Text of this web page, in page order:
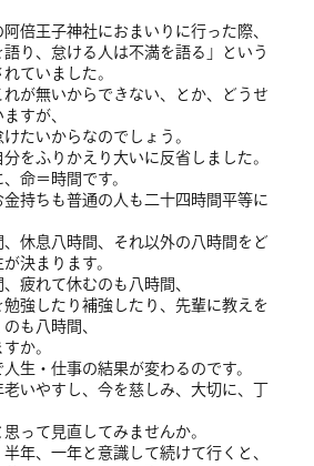
倍王子神社におまいりに行った際、
語り、怠ける人は不満を語る」という
ていました。
が無いからできない、とか、どうせ
すが、
たいからなのでしょう。
をふりかえり大いに反省しました。
命＝時間です。
持ちも普通の人も二十四時間平等に
休息八時間、それ以外の八時間をど
決まります。
疲れて休むのも八時間、
強したり補強したり、先輩に教えを
も八時間、
か。
生・仕事の結果が変わるのです。
いやすし、今を慈しみ、大切に、丁
って見直してみませんか。
年、一年と意識して続けて行くと、